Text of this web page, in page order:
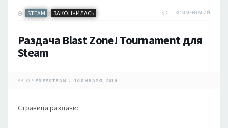
STEAM / ЗАКОНЧИЛАСЬ 1 КОММЕНТАРИЙ
Раздача Blast Zone! Tournament для
Steam
АВТОР: FREESTEAM 10 ЯНВАРЯ, 2019
Страница раздачи: